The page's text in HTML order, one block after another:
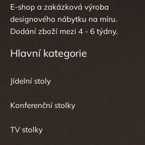
E-shop a zakázková výroba
designového nábytku na míru.
Dodání zboží mezi 4 - 6 týdny.
Hlavní kategorie
Jídelní stoly
Konferenční stolky
TV stolky